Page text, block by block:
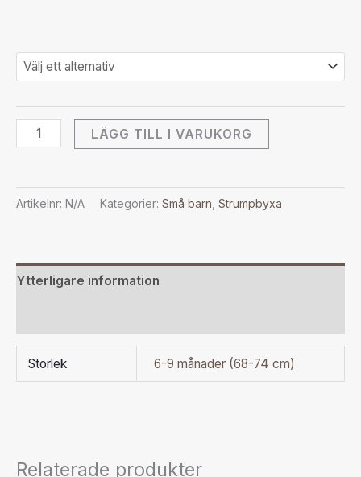
LÄGG TILL I VARUKORG
Artikelnr: N/A Kategorier: Små barn Strumpbyxa
Ytterligare information
Storlek 6-9 månader (68-74 cm)
Relaterade produkter